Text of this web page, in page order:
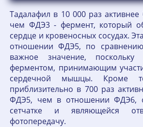
Тадалафил в 10 000 раз
чем ФДЭ3 - фермент, который
сердце и кровеносных сосудах.
отношении ФДЭ5, по
важное значение, поскольку
ферментом, принимающим
сердечной мышцы. Кроме
приблизительно в 700 раз
ФДЭ5, чем в отношении ФДЭ6,
сетчатке и являющейся
фотопередачу.